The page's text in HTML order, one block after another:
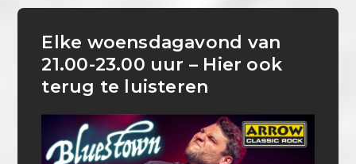
Elke woensdagavond van
21.00-23.00 uur – Hier ook
terug te luisteren